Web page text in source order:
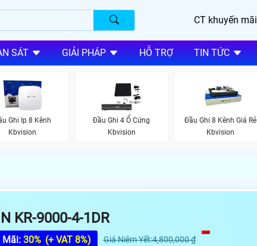
CT khuyến mãi
SÁT GIẢI PHÁP HỖ TRỢ TIN TỨC
Ghi Ip 8 Kênh
Kbvision
Đầu Ghi 4 Ổ Cứng
Kbvision
Đầu Ghi 8 Kênh Giá Rẻ
Kbvision
KR-9000-4-1DR
Mãi: 30% (+ VAT 8%) Giá Niêm Yết:4,800,000 ₫